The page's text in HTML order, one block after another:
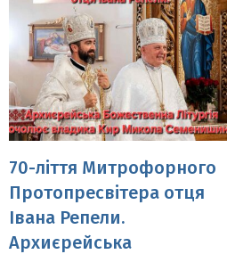
70-ліття Митрофорного
Протопресвітера отця
Івана Репели.
Архиєрейська
Божественна Літургія
очолює владика Кир
Микола Семенишин.